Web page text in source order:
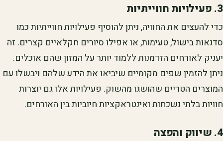
3. פעילויות חווייתיות
כדי להעצים את החוויה, ניתן להוסיף פעילויות חווייתיות כמו
סדנאות בישול, טעימות, או אפילו סיורים חקלאיים קצרים. זה
יעניק לאורחים הזדמנות ללמוד יותר על המזון שהם אוכלים.
ניתן להזמין שפים מקומיים שיביאו את הידע שלהם ויבשלו עם
המוצרים הטריים שהושגו מהשוק. פעילויות אלו גם יוצרות
חוויות בלתי נשכחות ואינטראקציות חיוביות בין האורחים.
4. שיווק והפצה